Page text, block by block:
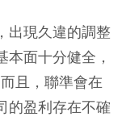
出現久違的調整
面十分健全，
且，聯準會在
的盈利存在不確